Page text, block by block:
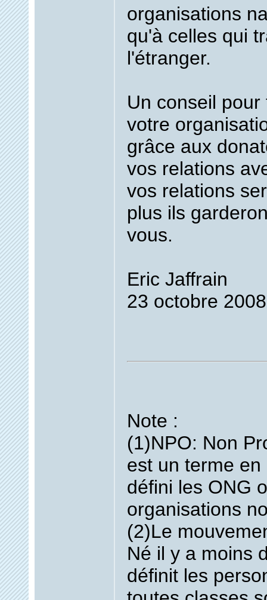
organisations
qu'à celles qui
l'étranger.
Un conseil
votre
grâce aux
vos relations
vos relations
plus ils
vous.
Eric Jaffrain
23 octobre 2008
Note :
(1)NPO: Non
est un terme en
défini les ONG
organisations
(2)Le
Né il y a moins
définit les